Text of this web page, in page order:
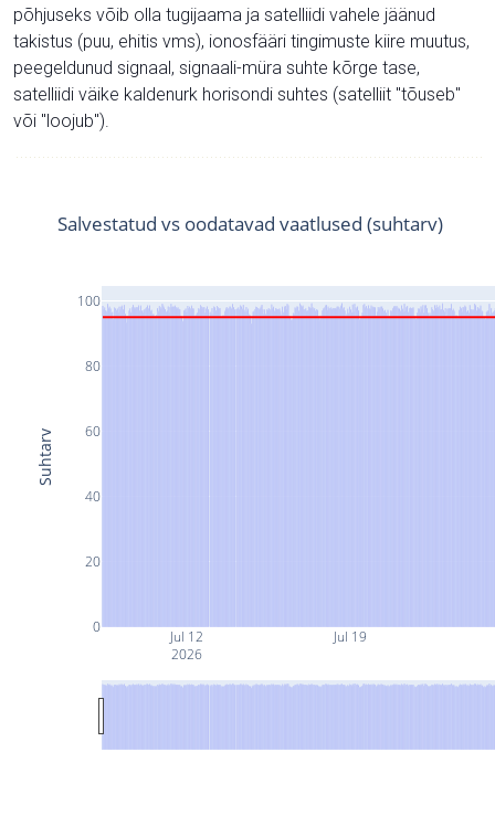
põhjuseks võib olla tugijaama ja satelliidi vahele jäänud
takistus (puu, ehitis vms), ionosfääri tingimuste kiire muutus,
peegeldunud signaal, signaali-müra suhte kõrge tase,
satelliidi väike kaldenurk horisondi suhtes (satelliit "tõuseb"
või "loojub").
Jul 12
2026
Jul 19
0
20
40
60
80
100
Salvestatud vs oodatavad vaatlused (suhtarv)
Suhtarv